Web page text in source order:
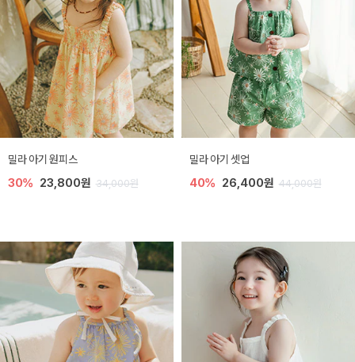
밀라 아기 원피스
30% 23,800원 34,000원
밀라 아기 셋업
40% 26,400원 44,000원